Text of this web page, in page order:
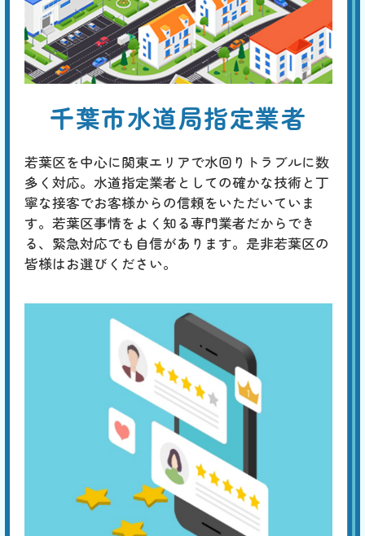
トイレのリフォーム
基本料
3,000円 W
EB
定
割
作業費
38,500円
部品代
0円〜
合計38,500円〜
省エネな照明への改善など、規模や予算に応じたトータルなコーディネ
ートが行えます。
千葉市水道局指定業者
若葉区を中心に関東エリアで水回りトラブルに数
多く対応。水道指定業者としての確かな技術と丁
寧な接客でお客様からの信頼をいただいていま
す。若葉区事情をよく知る専門業者だからでき
る、緊急対応でも自信があります。是非若葉区の
皆様はお選びください。